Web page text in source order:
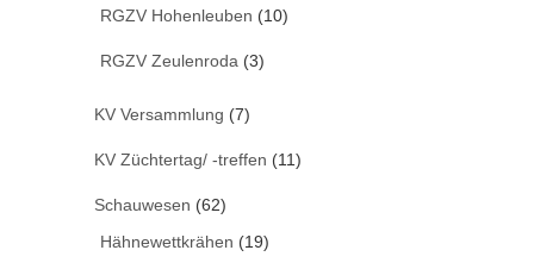
RGZV Hohenleuben (10)
RGZV Zeulenroda (3)
KV Versammlung (7)
KV Züchtertag/ -treffen (11)
Schauwesen (62)
Hähnewettkrähen (19)